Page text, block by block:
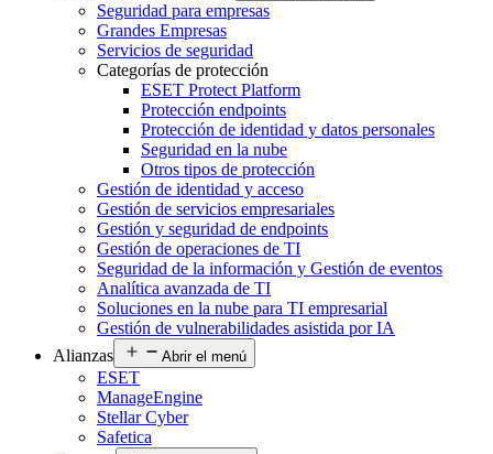
Seguridad para empresas
Grandes Empresas
Servicios de seguridad
Categorías de protección
ESET Protect Platform
Protección endpoints
Protección de identidad y datos personales
Seguridad en la nube
Otros tipos de protección
Gestión de identidad y acceso
Gestión de servicios empresariales
Gestión y seguridad de endpoints
Gestión de operaciones de TI
Seguridad de la información y Gestión de eventos
Analítica avanzada de TI
Soluciones en la nube para TI empresarial
Gestión de vulnerabilidades asistida por IA
Alianzas
Abrir el menú
ESET
ManageEngine
Stellar Cyber
Safetica